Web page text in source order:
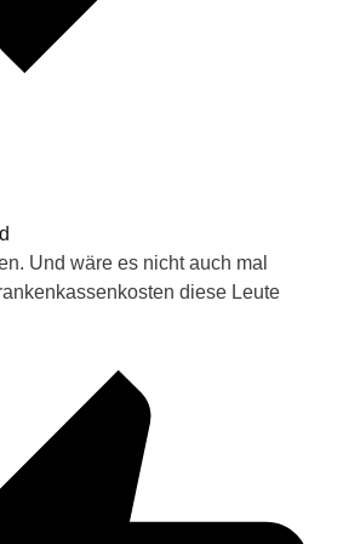
Und wäre es nicht auch mal
diese Leute